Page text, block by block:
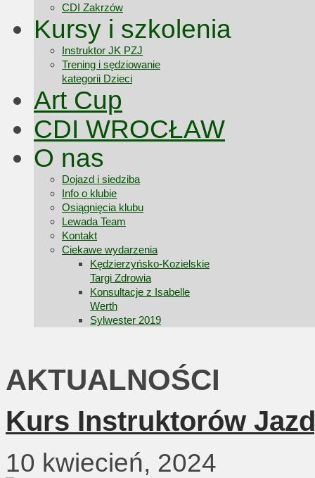
CDI Zakrzów
Kursy i szkolenia
Instruktor JK PZJ
Trening i sędziowanie
kategorii Dzieci
Art Cup
CDI WROCŁAW
O nas
Dojazd i siedziba
Info o klubie
Osiągnięcia klubu
Lewada Team
Kontakt
Ciekawe wydarzenia
Kędzierzyńsko-Kozielskie
Targi Zdrowia
Konsultacje z Isabelle
Werth
Sylwester 2019
AKTUALNOŚCI
Kurs Instruktorów
10 kwiecień, 2024